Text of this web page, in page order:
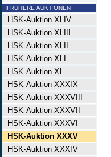
FRÜHERE AUKTIONEN
HSK-Auktion XLIV
HSK-Auktion XLIII
HSK-Auktion XLII
HSK-Auktion XLI
HSK-Auktion XL
HSK-Auktion XXXIX
HSK-Auktion XXXVIII
HSK-Auktion XXXVII
HSK-Auktion XXXVI
HSK-Auktion XXXV
HSK-Auktion XXXIV